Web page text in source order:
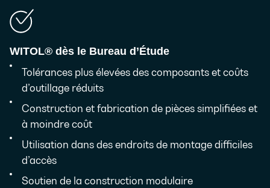
WITOL® dès le Bureau d’Étude
Tolérances plus élevées des composants et coûts
d’outillage réduits
Construction et fabrication de pièces simplifiées et
à moindre coût
Utilisation dans des endroits de montage difficiles
d’accès
Soutien de la construction modulaire